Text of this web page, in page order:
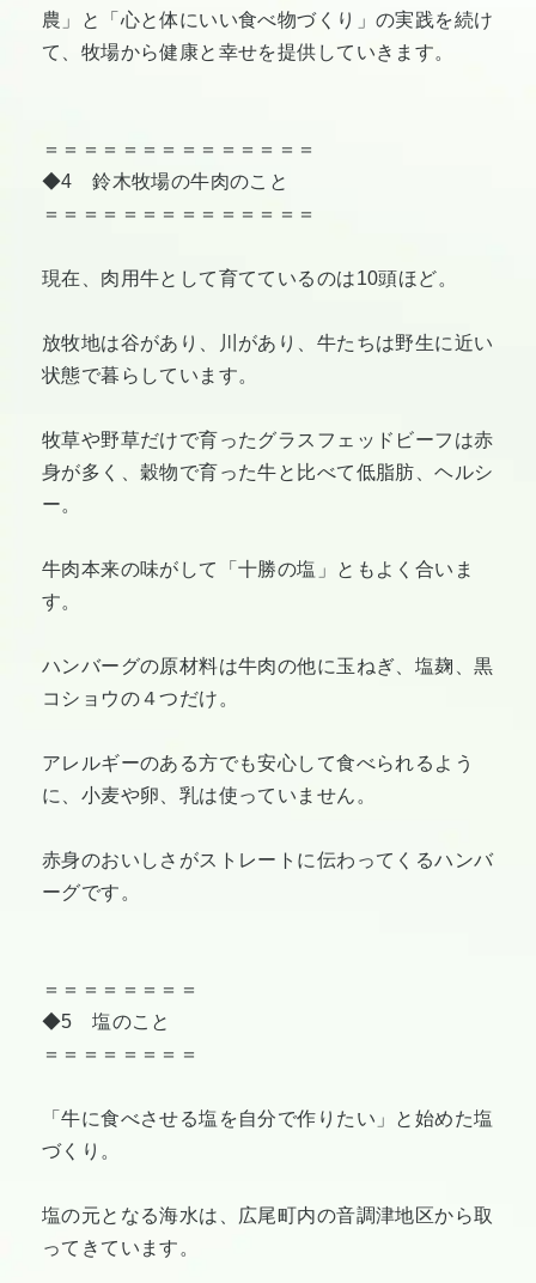
農」と「心と体にいい食べ物づくり」の実践を続け
て、牧場から健康と幸せを提供していきます。
＝＝＝＝＝＝＝＝＝＝＝＝＝＝
◆4 鈴木牧場の牛肉のこと
＝＝＝＝＝＝＝＝＝＝＝＝＝＝
現在、肉用牛として育てているのは10頭ほど。
放牧地は谷があり、川があり、牛たちは野生に近い
状態で暮らしています。
牧草や野草だけで育ったグラスフェッドビーフは赤
身が多く、穀物で育った牛と比べて低脂肪、ヘルシ
ー。
牛肉本来の味がして「十勝の塩」ともよく合いま
す。
ハンバーグの原材料は牛肉の他に玉ねぎ、塩麹、黒
コショウの４つだけ。
アレルギーのある方でも安心して食べられるよう
に、小麦や卵、乳は使っていません。
赤身のおいしさがストレートに伝わってくるハンバ
ーグです。
＝＝＝＝＝＝＝＝
◆5 塩のこと
＝＝＝＝＝＝＝＝
「牛に食べさせる塩を自分で作りたい」と始めた塩
づくり。
塩の元となる海水は、広尾町内の音調津地区から取
ってきています。